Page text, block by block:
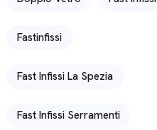
Fastinfissi
Fast Infissi La Spezia
Fast Infissi Serramenti